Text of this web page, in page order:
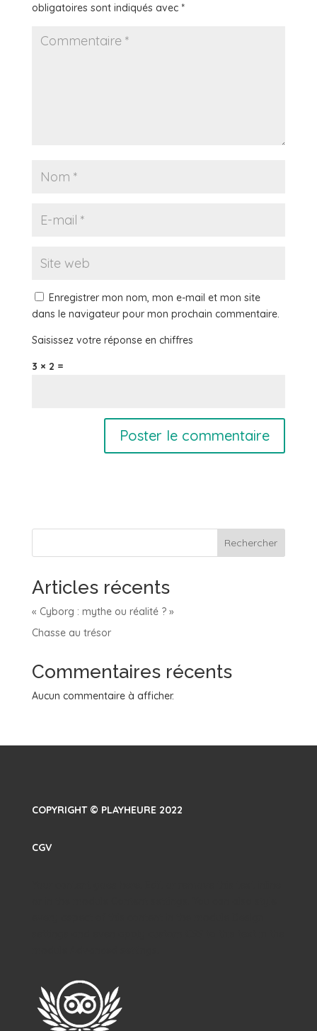
obligatoires sont indiqués avec *
Enregistrer mon nom, mon e-mail et mon site
dans le navigateur pour mon prochain commentaire.
Saisissez votre réponse en chiffres
3 × 2 =
Rechercher
Articles récents
« Cyborg : mythe ou réalité ? »
Chasse au trésor
Commentaires récents
Aucun commentaire à afficher.
COPYRIGHT © PLAYHEURE 2022
CGV